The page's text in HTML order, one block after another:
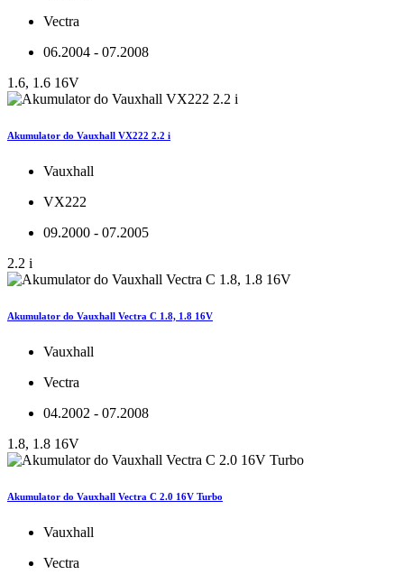
Vectra
06.2004 - 07.2008
1.6, 1.6 16V
Akumulator do Vauxhall VX222 2.2 i
Vauxhall
VX222
09.2000 - 07.2005
2.2 i
Akumulator do Vauxhall Vectra C 1.8, 1.8 16V
Vauxhall
Vectra
04.2002 - 07.2008
1.8, 1.8 16V
Akumulator do Vauxhall Vectra C 2.0 16V Turbo
Vauxhall
Vectra